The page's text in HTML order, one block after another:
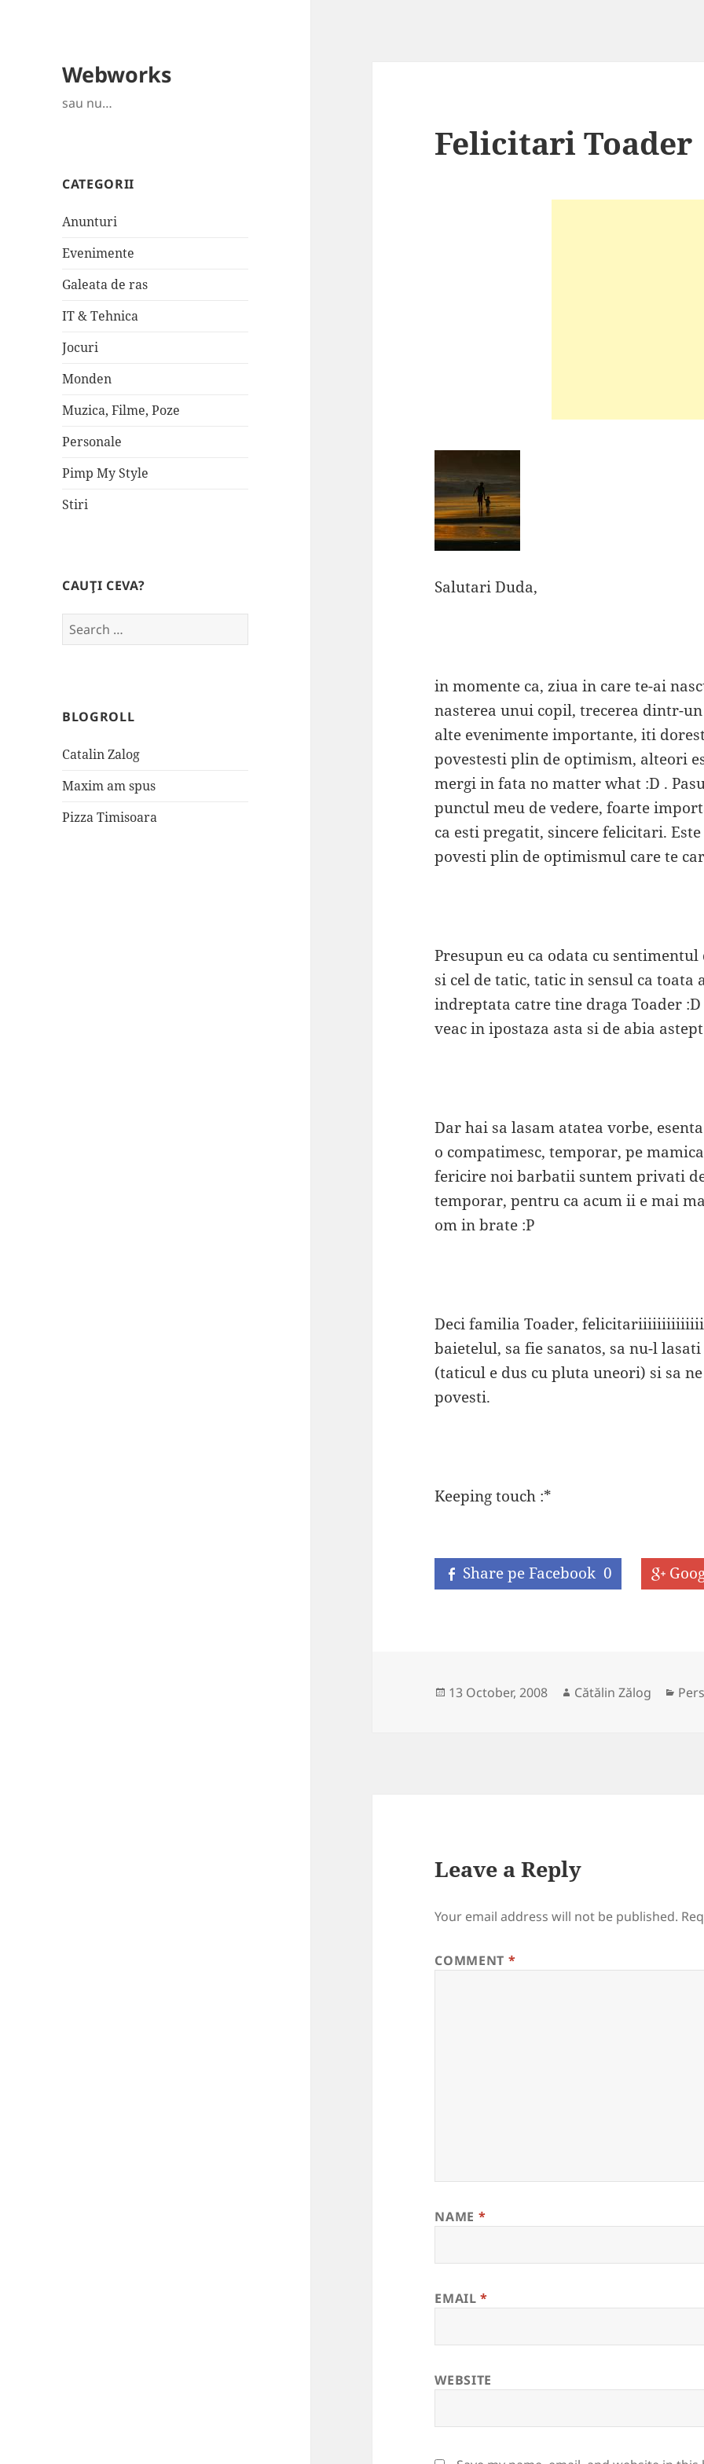
Webworks
sau nu…
CATEGORII
Anunturi
Evenimente
Galeata de ras
IT & Tehnica
Jocuri
Monden
Muzica, Filme, Poze
Personale
Pimp My Style
Stiri
CAUŢI CEVA?
Search
for:
BLOGROLL
Catalin Zalog
Maxim am spus
Pizza Timisoara
Felicitari Toader
Salutari Duda,
in momente ca, ziua in care te-ai
nasterea unui copil, trecerea dintr-
alte evenimente importante, iti
povestesti plin de optimism, alteori
mergi in fata no matter what :D .
punctul meu de vedere, foarte
ca esti pregatit, sincere felicitari.
povesti plin de optimismul care te
Presupun eu ca odata cu
si cel de tatic, tatic in sensul ca toata
indreptata catre tine draga Toader
veac in ipostaza asta si de abia
Dar hai sa lasam atatea vorbe,
o compatimesc, temporar, pe
fericire noi barbatii suntem privati
temporar, pentru ca acum ii e mai
om in brate :P
Deci familia Toader,
baietelul, sa fie sanatos, sa nu-l
(taticul e dus cu pluta uneori) si sa
povesti.
Keeping touch :*
Share pe Facebook 0
Posted
13 October, 2008 Author
Cătălin Zălog
Leave a Reply
Your email address will not be published.
COMMENT *
NAME *
EMAIL*
WEBSITE